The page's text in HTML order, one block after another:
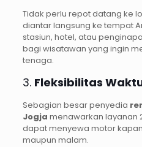
Tidak perlu repot datang ke
diantar langsung ke tempat
stasiun, hotel, atau
bagi wisatawan yang ingin
tenaga.
3. Fleksibilitas
Sebagian besar penyedia
Jogja menawarkan layanan
dapat menyewa motor
maupun malam.